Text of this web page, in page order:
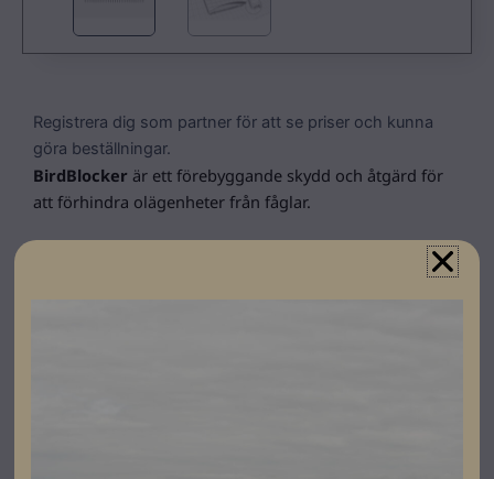
Registrera dig som partner för att se priser och kunna
göra beställningar.
BirdBlocker är ett förebyggande skydd och åtgärd för
att förhindra olägenheter från fåglar.